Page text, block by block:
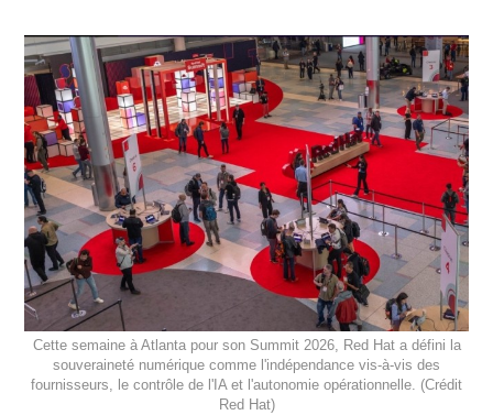
Cette semaine à Atlanta pour son Summit 2026, Red Hat a défini la
souveraineté numérique comme l'indépendance vis-à-vis des
fournisseurs, le contrôle de l'IA et l'autonomie opérationnelle. (Crédit
Red Hat)